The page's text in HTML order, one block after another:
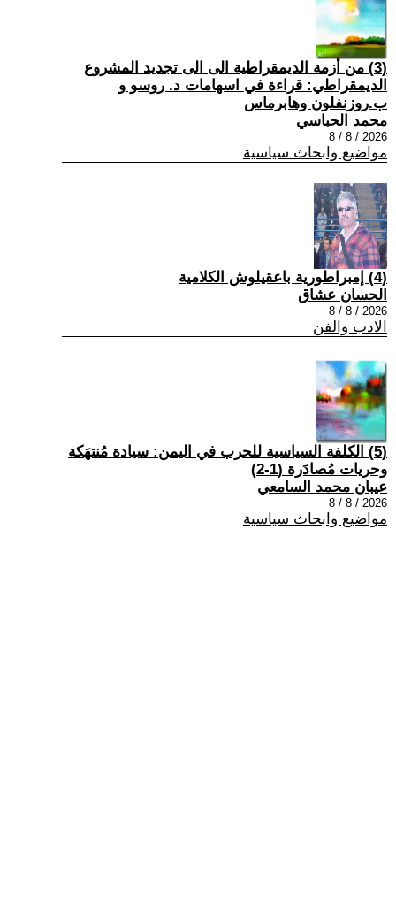
(3) من أزمة الديمقراطية الى الى تجديد المشروع
الديمقراطي: قراءة في اسهامات د. روسو و
ب.روزنفلون وهابرماس
محمد الحباسي
2026 / 8 / 8
مواضيع وابحاث سياسية
(4) إمبراطورية باعقيلوش الكلامية
الحسان عشاق
2026 / 8 / 8
الادب والفن
(5) الكلفة السياسية للحرب في اليمن: سيادة مُنتهَكة
وحريات مُصادَرة (1-2)
عيبان محمد السامعي
2026 / 8 / 8
مواضيع وابحاث سياسية